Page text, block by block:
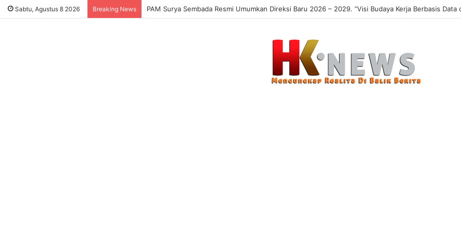
Sabtu, Agustus 8 2026 Breaking News PAM Surya Sembada Resmi Umumkan Direksi Baru 2026 – 2029. “Visi Budaya Kerja Berbasis Data